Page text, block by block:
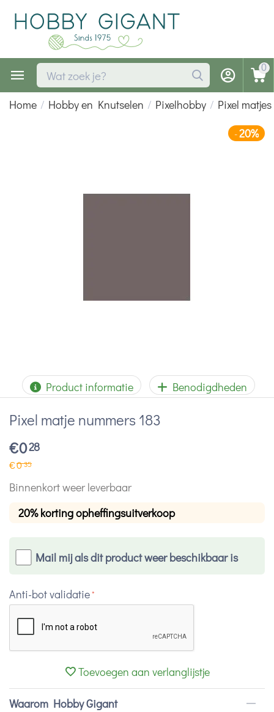
0
Home / Hobby en Knutselen / Pixelhobby / Pixel matjes
-20%
Product informatie Benodigdheden
Pixel matje nummers 183
€028
€035
Binnenkort weer leverbaar
20% korting opheffingsuitverkoop
Mail mij als dit product weer beschikbaar is
Anti-bot validatie
Toevoegen aan verlanglijstje
Waarom Hobby Gigant